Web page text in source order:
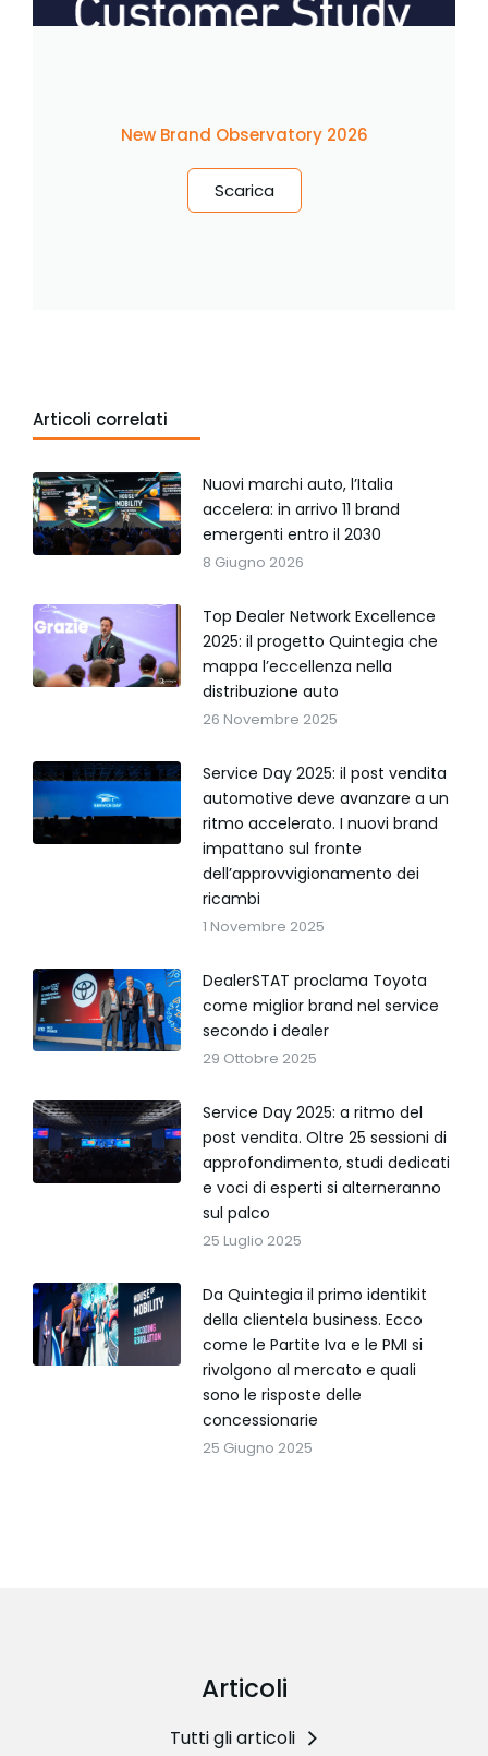
New Brand Observatory 2026
Scarica
Articoli correlati
Nuovi marchi auto, l’Italia
accelera: in arrivo 11 brand
emergenti entro il 2030
8 Giugno 2026
Top Dealer Network Excellence
2025: il progetto Quintegia che
mappa l’eccellenza nella
distribuzione auto
26 Novembre 2025
Service Day 2025: il post vendita
automotive deve avanzare a un
ritmo accelerato. I nuovi brand
impattano sul fronte
dell’approvvigionamento dei
ricambi
1 Novembre 2025
DealerSTAT proclama Toyota
come miglior brand nel service
secondo i dealer
29 Ottobre 2025
Service Day 2025: a ritmo del
post vendita. Oltre 25 sessioni di
approfondimento, studi dedicati
e voci di esperti si alterneranno
sul palco
25 Luglio 2025
Da Quintegia il primo identikit
della clientela business. Ecco
come le Partite Iva e le PMI si
rivolgono al mercato e quali
sono le risposte delle
concessionarie
25 Giugno 2025
Articoli
Tutti gli articoli